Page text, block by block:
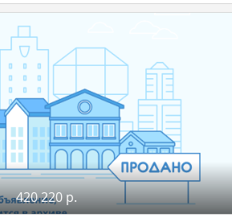
420 220 р.